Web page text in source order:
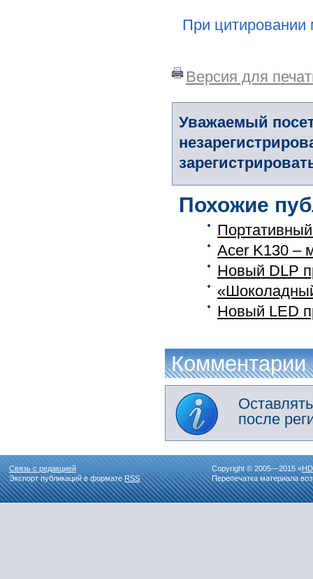
При цитировании
Версия для
Уважаемый
Похожие
Acer K130 –
Новый DLP
Новый LED
Комментарии
после
Связь с редакцией
Экспорт публикаций в форматеRSS
Copyright © 2005—2015 «
Перепечатка материала